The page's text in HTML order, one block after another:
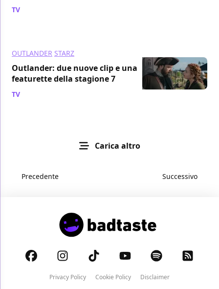
TV
OUTLANDER STARZ
Outlander: due nuove clip e una
featurette della stagione 7
TV
Carica altro
Precedente Successivo
Privacy Policy Cookie Policy
Disclaimer